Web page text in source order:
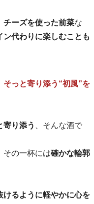
チーズを使った前菜な
ン代わりに楽しむことも
っと寄り添う“初風”を
寄り添う
、そんな酒で
その一杯には確かな輪郭
けるように軽やかに心を